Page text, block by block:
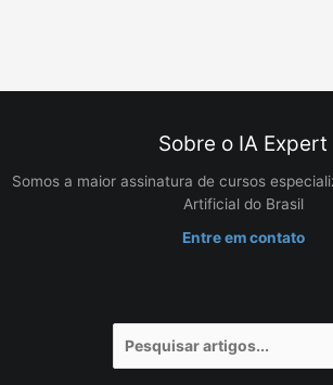
Sobre o IA Expert
Somos a maior assinatura de cursos
Artificial do Brasil
Entre em contato
por: